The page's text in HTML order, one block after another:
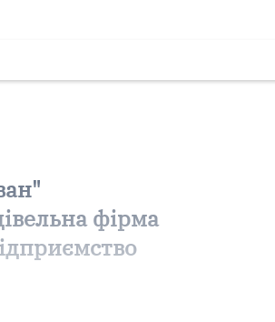
фірма